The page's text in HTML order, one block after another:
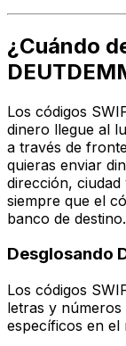
¿Cuándo
Los códigos
dinero llegue al
a través de
quieras enviar
dirección,
siempre que el
banco de destino.
Desglosando
Los códigos
letras y
específicos en el